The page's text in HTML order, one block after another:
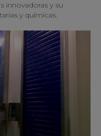
innovadoras y su
y químicas.